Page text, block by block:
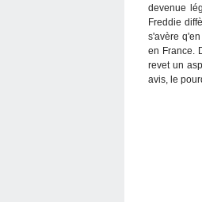
devenue
Freddie
s'avère
en France.
revet un
avis, le